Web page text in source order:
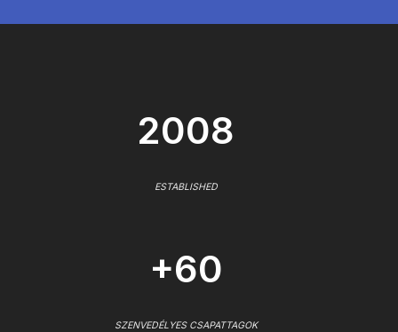
2008
ESTABLISHED
+60
SZENVEDÉLYES CSAPATTAGOK